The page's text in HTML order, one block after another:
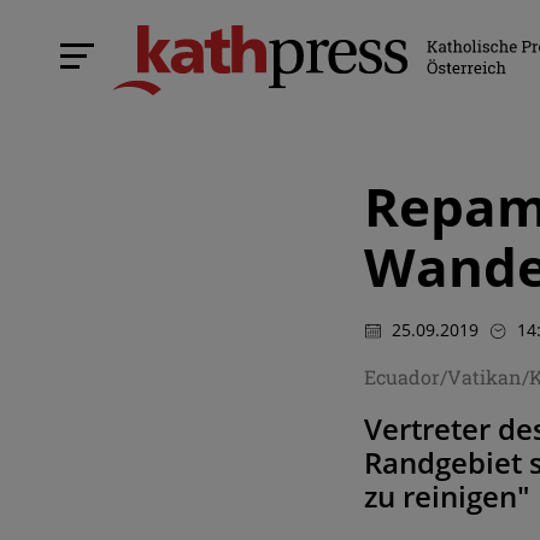
25.09.2019
Ecuador/Vatikan/
Vertreter
Randgebiet
zu reinigen"